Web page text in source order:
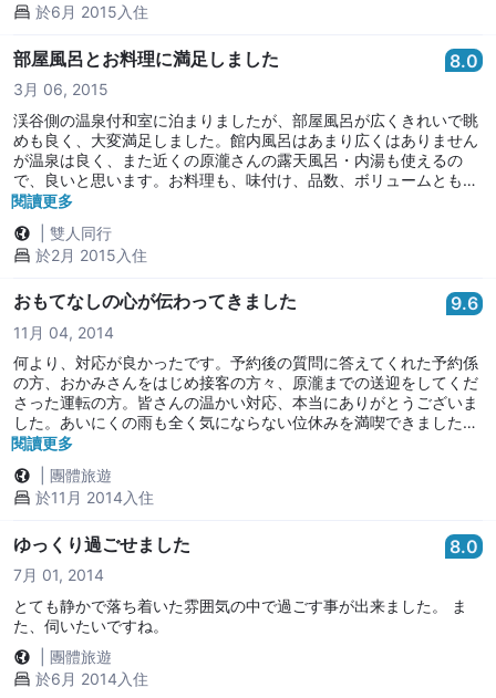
於6月 2015入住
部屋風呂とお料理に満足しました 8.0
3月 06, 2015
渓谷側の温泉付和室に泊まりましたが、部屋風呂が広くきれいで眺
めも良く、大変満足しました。館内風呂はあまり広くはありません
が温泉は良く、また近くの原瀧さんの露天風呂・内湯も使えるの
で、良いと思います。お料理も、味付け、品数、ボリュームとも大
変満足しました。
閱讀更多
雙人同行
於2月 2015入住
おもてなしの心が伝わってきました 9.6
11月 04, 2014
何より、対応が良かったです。予約後の質問に答えてくれた予約係
の方、おかみさんをはじめ接客の方々、原瀧までの送迎をしてくだ
さった運転の方。皆さんの温かい対応、本当にありがとうございま
した。あいにくの雨も全く気にならない位休みを満喫できました。
食事も、すき焼きのお肉に連れが感動してました。量が多くて食べ
きれず申し訳ありませんでした。また伺います。
閱讀更多
團體旅遊
於11月 2014入住
ゆっくり過ごせました 8.0
7月 01, 2014
とても静かで落ち着いた雰囲気の中で過ごす事が出来ました。 ま
た、伺いたいですね。
團體旅遊
於6月 2014入住